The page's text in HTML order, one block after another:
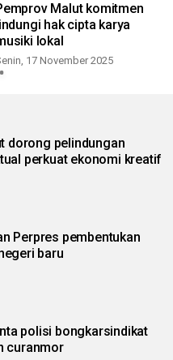
Malut komitmen
hak cipta karya
lokal
17 November 2025
dorong pelindungan
perkuat ekonomi kreatif
Perpres pembentukan
baru
polisi bongkarsindikat
curanmor